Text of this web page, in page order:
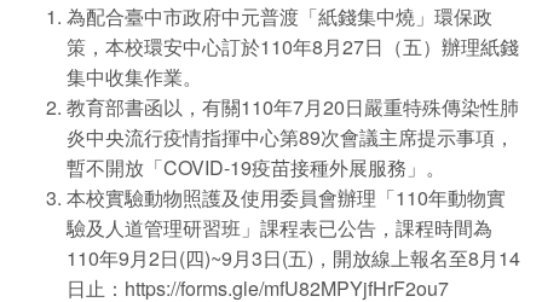
為配合臺中市政府中元普渡「紙錢集中燒」環保政
策，本校環安中心訂於110年8月27日（五）辦理紙錢
集中收集作業。
教育部書函以，有關110年7月20日嚴重特殊傳染性肺
炎中央流行疫情指揮中心第89次會議主席提示事項，
暫不開放「COVID-19疫苗接種外展服務」。
本校實驗動物照護及使用委員會辦理「110年動物實
驗及人道管理研習班」課程表已公告，課程時間為
110年9月2日(四)~9月3日(五)，開放線上報名至8月14
日止： https://forms.gle/mfU82MPYjfHrF2ou7